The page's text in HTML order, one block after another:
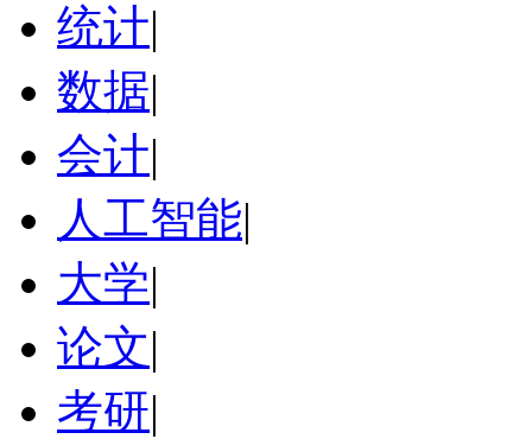
统计|
数据|
会计|
人工智能|
大学|
论文|
考研|